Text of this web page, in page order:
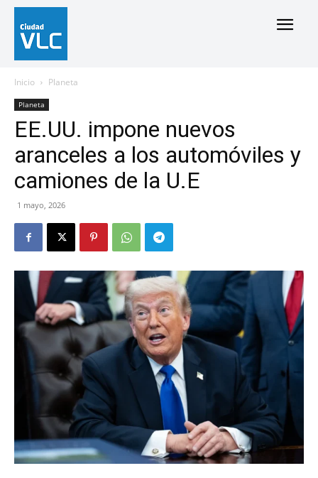
Inicio Planeta
Planeta
EE.UU. impone nuevos
aranceles a los automóviles y
camiones de la U.E
1 mayo, 2026